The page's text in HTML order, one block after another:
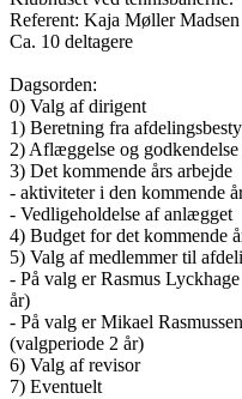
Referent: Kaja Møller Madsen
Ca. 10 deltagere
Dagsorden:
0) Valg af dirigent
1) Beretning fra
2) Aflæggelse og
3) Det kommende års arbejde
- aktiviteter i den kommende
- Vedligeholdelse af anlægget
4) Budget for det kommende
5) Valg af medlemmer til
- På valg er Rasmus
år)
- På valg er Mikael
(valgperiode 2 år)
6) Valg af revisor
7) Eventuelt